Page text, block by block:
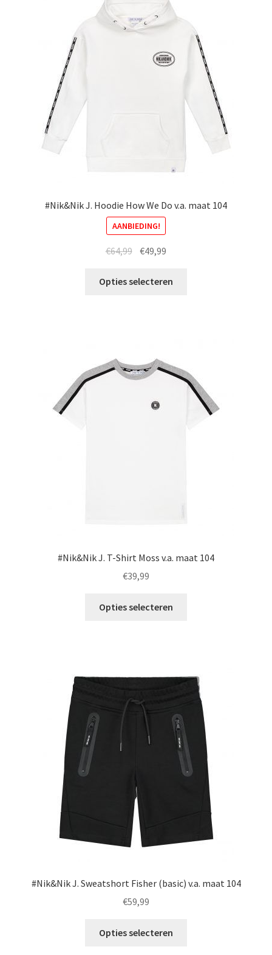
#Nik&Nik J. Hoodie How We Do v.a. maat 104
AANBIEDING!
€64,99 Oorspronkelijke
was:
€49,99
is:
Opties selecteren
kan
gekozen
worden
#Nik&Nik J. T-Shirt Moss v.a. maat 104
€39,99
Opties selecteren
Deze
optie
gekozen
worden
op
de
productpagina
#Nik&Nik J. Sweatshort Fisher (basic) v.a. maat 104
€59,99
Opties selecteren